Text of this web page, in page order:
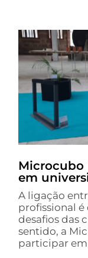
em
A ligação
profissional é
desafios das
sentido, a
participar